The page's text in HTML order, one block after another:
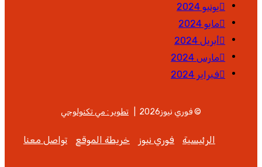
يونيو 2024
مايو 2024
أبريل 2024
مارس 2024
فبراير 2024
© فوري نيوز2026 | تطوير : مي تكنولوجي
الرئيسية فوري نيوز خريطة الموقع تواصل معنا